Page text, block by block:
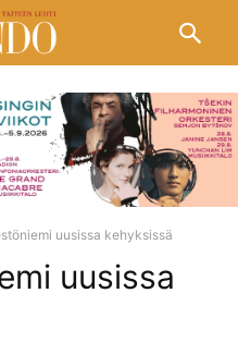
uusissa kehyksissä
uusissa